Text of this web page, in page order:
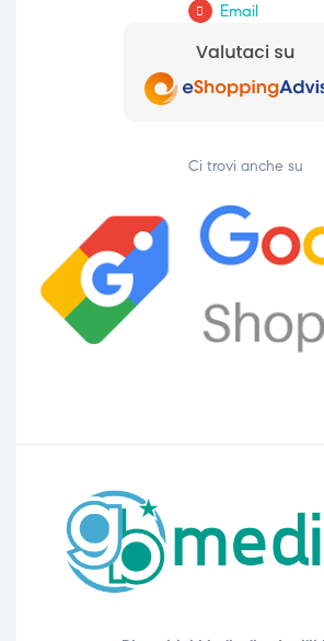
Email
Ci trovi anche su